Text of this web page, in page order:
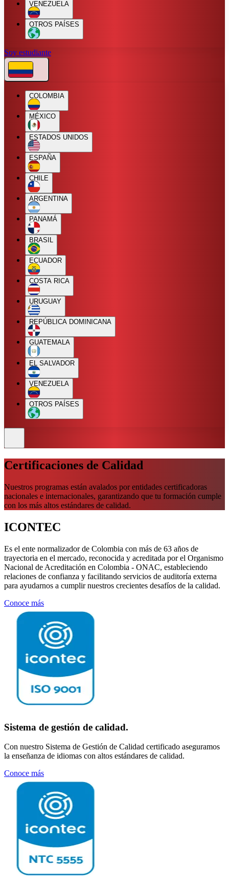
VENEZUELA
OTROS PAÍSES
Soy estudiante
COLOMBIA
MÉXICO
ESTADOS UNIDOS
ESPAÑA
CHILE
ARGENTINA
PANAMÁ
BRASIL
ECUADOR
COSTA RICA
URUGUAY
REPÚBLICA DOMINICANA
GUATEMALA
EL SALVADOR
VENEZUELA
OTROS PAÍSES
Certificaciones de Calidad
Nuestros programas están avalados por entidades certificadoras
nacionales e internacionales, garantizando que tu formación cumple
con los más altos estándares de calidad.
ICONTEC
Es el ente normalizador de Colombia con más de 63 años de
trayectoria en el mercado, reconocida y acreditada por el Organismo
Nacional de Acreditación en Colombia - ONAC, estableciendo
relaciones de confianza y facilitando servicios de auditoría externa
para ayudarnos a cumplir nuestros crecientes desafíos de la calidad.
Conoce más
Sistema de gestión de calidad.
Con nuestro Sistema de Gestión de Calidad certificado aseguramos
la enseñanza de idiomas con altos estándares de calidad.
Conoce más